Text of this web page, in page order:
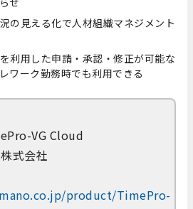
の見える化で人材組織マネジメント
利用した申請・承認・修正が可能な
ワーク勤務時でも利用できる
VG Cloud
式会社
product/TimePro-